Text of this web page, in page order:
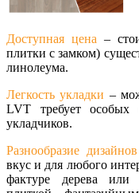
Доступная цена –
плитки с замком)
линолеума.
Легкость укладки –
LVT требует особых
укладчиков.
Разнообразие дизайнов
вкус и для любого
фактуре дерева или